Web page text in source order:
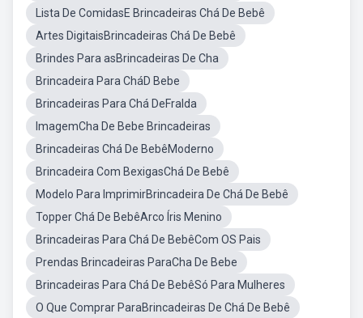
Lista De ComidasE Brincadeiras Chá De Bebê
Artes DigitaisBrincadeiras Chá De Bebê
Brindes Para asBrincadeiras De Cha
Brincadeira Para CháD Bebe
Brincadeiras Para Chá DeFralda
ImagemCha De Bebe Brincadeiras
Brincadeiras Chá De BebêModerno
Brincadeira Com BexigasChá De Bebê
Modelo Para ImprimirBrincadeira De Chá De Bebê
Topper Chá De BebêArco Íris Menino
Brincadeiras Para Chá De BebêCom OS Pais
Prendas Brincadeiras ParaCha De Bebe
Brincadeiras Para Chá De BebêSó Para Mulheres
O Que Comprar ParaBrincadeiras De Chá De Bebê